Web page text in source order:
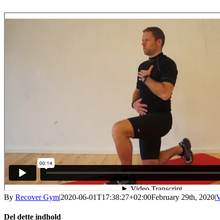
By Recover Gym|2020-06-01T17:38:27+02:00February 29th, 2020|
Del dette indhold